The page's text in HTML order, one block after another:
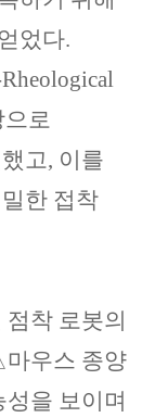
었다.
로
고, 이를
한 접착
점착 로봇의
마우스 종양
을 보이며